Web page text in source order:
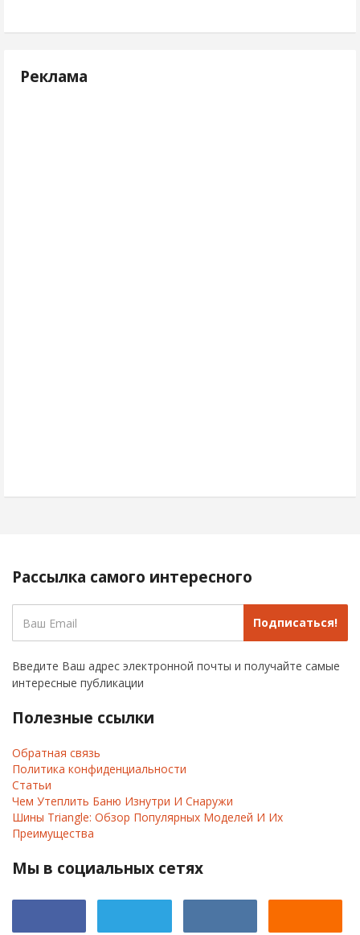
Реклама
Рассылка самого интересного
Подписаться!
Введите Ваш адрес электронной почты и получайте самые
интересные публикации
Полезные ссылки
Обратная связь
Политика конфиденциальности
Статьи
Чем Утеплить Баню Изнутри И Снаружи
Шины Triangle: Обзор Популярных Моделей И Их
Преимущества
Мы в социальных сетях